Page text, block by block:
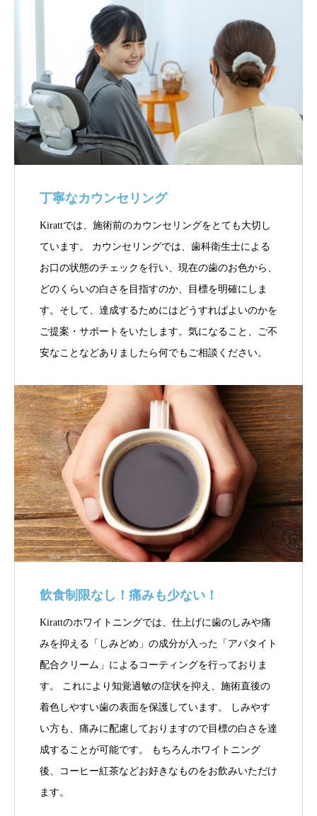
丁寧なカウンセリング
Kirattでは、施術前のカウンセリングをとても大切し
ています。 カウンセリングでは、歯科衛生士による
お口の状態のチェックを行い、現在の歯のお色から、
どのくらいの白さを目指すのか、目標を明確にしま
す。そして、達成するためにはどうすればよいのかを
ご提案・サポートをいたします。気になること、ご不
安なことなどありましたら何でもご相談ください。
飲食制限なし！痛みも少ない！
Kirattのホワイトニングでは、仕上げに歯のしみや痛
みを抑える「しみどめ」の成分が入った「アパタイト
配合クリーム」によるコーティングを行っておりま
す。 これにより知覚過敏の症状を抑え、施術直後の
着色しやすい歯の表面を保護しています。 しみやす
い方も、痛みに配慮しておりますので目標の白さを達
成することが可能です。 もちろんホワイトニング
後、コーヒー紅茶などお好きなものをお飲みいただけ
ます。